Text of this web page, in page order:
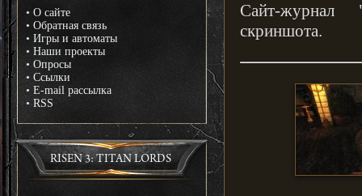
• О сайте
• Обратная связь
• Игры и автоматы
• Наши проекты
• Опросы
• Ссылки
• E-mail рассылка
• RSS
RISEN 3: TITAN LORDS
Сайт-журнал
скриншота.